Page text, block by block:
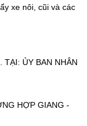
xe nôi, cũi và các
TẠI: ỦY BAN NHÂN
HỢP GIANG -